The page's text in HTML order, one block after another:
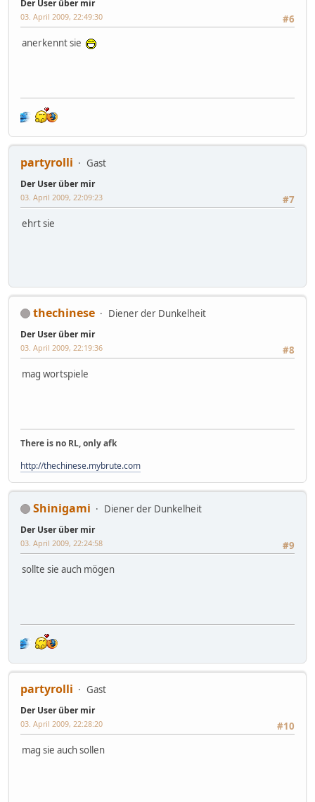
Der User über mir
#6
03. April 2009, 22:49:30
anerkennt sie
partyrolli Gast
Der User über mir
#7
03. April 2009, 22:09:23
ehrt sie
thechinese Diener der Dunkelheit
Der User über mir
#8
03. April 2009, 22:19:36
mag wortspiele
There is no RL, only afk
http://thechinese.mybrute.com
Shinigami Diener der Dunkelheit
Der User über mir
#9
03. April 2009, 22:24:58
sollte sie auch mögen
partyrolli Gast
Der User über mir
#10
03. April 2009, 22:28:20
mag sie auch sollen